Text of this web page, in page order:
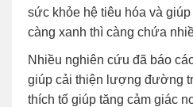
sức khỏe hệ tiêu hóa và
càng xanh thì càng chứa
Nhiều nghiên cứu đã báo
giúp cải thiện lượng đường
thích tố giúp tăng cảm giác